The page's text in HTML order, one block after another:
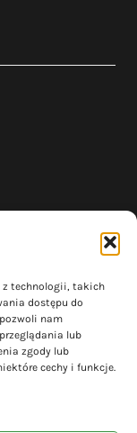
z technologii, takich
dostępu do
nam
lub
zgody lub
cechy i funkcje.